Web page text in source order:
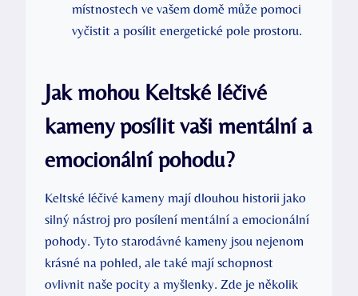
místnostech ve vašem domě může pomoci
vyčistit a posílit energetické pole prostoru.
Jak mohou Keltské léčivé
kameny posílit vaši mentální a
emocionální pohodu?
Keltské léčivé kameny mají dlouhou historii jako
silný nástroj pro posílení mentální a emocionální
pohody. Tyto starodávné kameny jsou nejenom
krásné na pohled, ale také mají schopnost
ovlivnit naše pocity a myšlenky. Zde je několik